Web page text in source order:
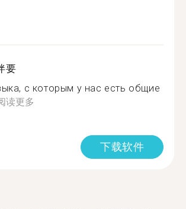
要
с которым у нас есть общие
读更多
下载软件